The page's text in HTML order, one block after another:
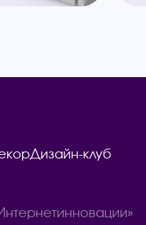
Дизайн-клуб